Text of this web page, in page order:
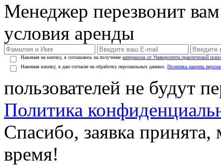
Менеджер перезвонит
условия аренды
Нажимая на кнопку, я соглашаюсь на получение материалов от Университета практической
Нажимая кнопку, я даю согласие на обработку персональных данных. Политика защиты
пользователей не будут
Политика
Спасибо, заявка
время!